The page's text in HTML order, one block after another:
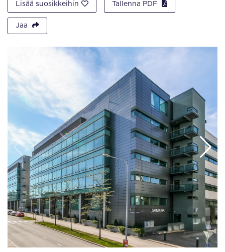
Lisää suosikkeihin Tallenna PDF
Jaa